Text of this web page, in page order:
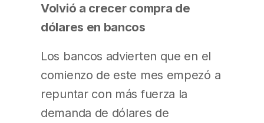
Volvió a crecer compra de
dólares en bancos
Los bancos advierten que en el
comienzo de este mes empezó a
repuntar con más fuerza la
demanda de dólares de